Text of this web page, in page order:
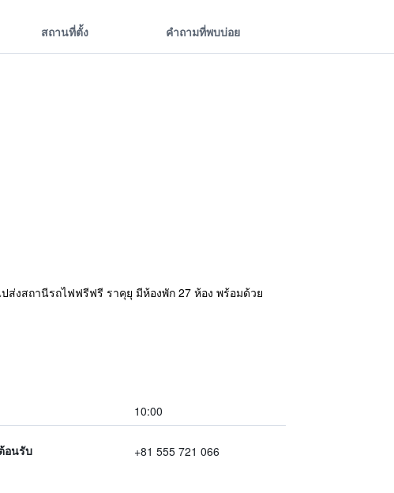
สถานที่ตั้ง คำถามที่พบบ่อย
งสถานีรถไฟฟรีฟรี ราคุยุ มีห้องพัก 27 ห้อง พร้อมด้วย
10:00
อนรับ +81 555 721 066